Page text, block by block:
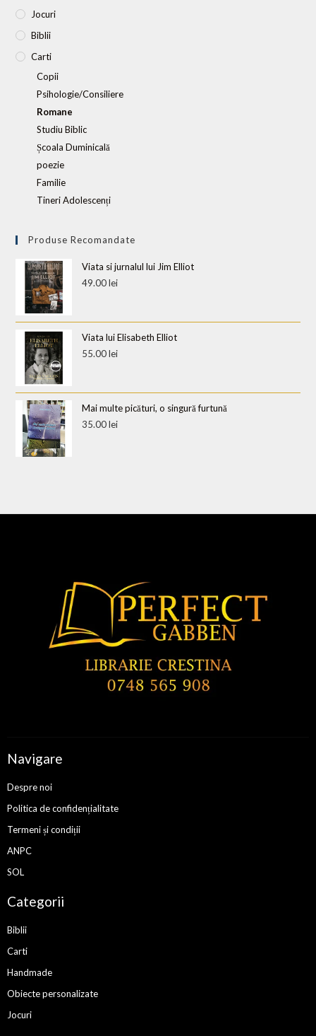
Jocuri
Biblii
Carti
Copii
Psihologie/Consiliere
Romane
Studiu Biblic
Școala Duminicală
poezie
Familie
Tineri Adolescenți
Produse Recomandate
Viata si jurnalul lui Jim Elliot
49.00lei
Viata lui Elisabeth Elliot
55.00lei
Mai multe picături, o singură furtună
35.00lei
Navigare
Despre noi
Politica de confidențialitate
Termeni și condiții
ANPC
SOL
Categorii
Biblii
Carti
Handmade
Obiecte personalizate
Jocuri